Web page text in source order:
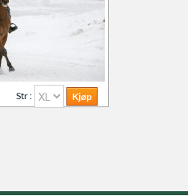
Str :